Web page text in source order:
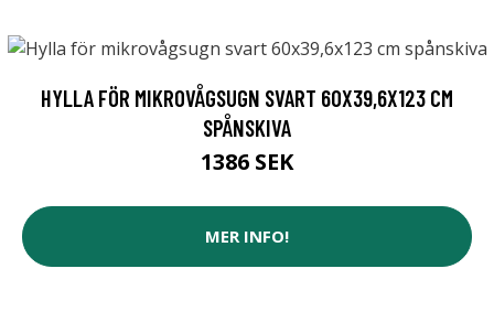
HYLLA FÖR MIKROVÅGSUGN SVART 60X39,6X123 CM
SPÅNSKIVA
1386 SEK
MER INFO!